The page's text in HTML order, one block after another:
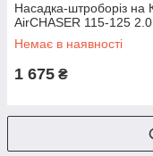
Насадка-штроборіз
AirCHASER 115-125 2.0
Немає в наявності
1 675 ₴